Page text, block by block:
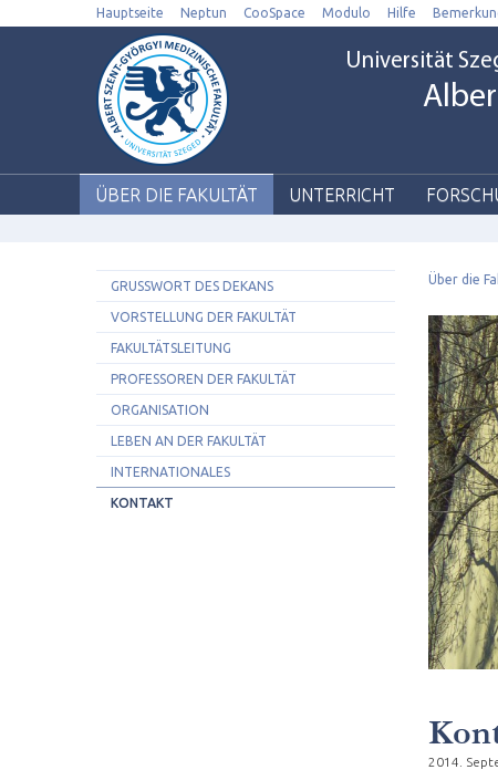
Hauptseite Neptun CooSpace Modulo Hilfe
Universität
ÜBER DIE FAKULTÄT UNTERRICHT
GRUSSWORT DES DEKANS
VORSTELLUNG DER FAKULTÄT
FAKULTÄTSLEITUNG
PROFESSOREN DER FAKULTÄT
ORGANISATION
LEBEN AN DER FAKULTÄT
INTERNATIONALES
KONTAKT
Über die
2014.